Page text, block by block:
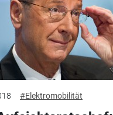
#Elektromobilität